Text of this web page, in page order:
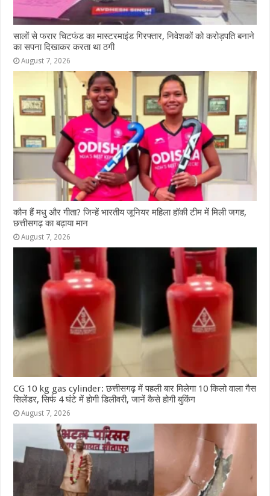
सालों से फरार चिटफंड का मास्टरमाइंड गिरफ्तार, निवेशकों को करोड़पति बनाने
का सपना दिखाकर करता था ठगी
August 7, 2026
कौन हैं मधु और गीता? जिन्हें भारतीय जूनियर महिला हॉकी टीम में मिली जगह,
छत्तीसगढ़ का बढ़ाया मान
August 7, 2026
CG 10 kg gas cylinder: छत्तीसगढ़ में पहली बार मिलेगा 10 किलो वाला गैस
सिलेंडर, सिर्फ 4 घंटे में होगी डिलीवरी, जानें कैसे होगी बुकिंग
August 7, 2026